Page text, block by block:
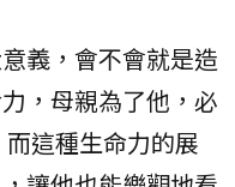
義，會不會就是造
，母親為了他，必
這種生命力的展